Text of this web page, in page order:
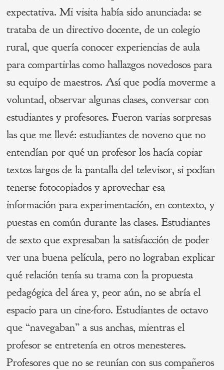
expectativa. Mi visita había sido anunciada: se
trataba de un directivo docente, de un colegio
rural, que quería conocer experiencias de aula
para compartirlas como hallazgos novedosos para
su equipo de maestros. Así que podía moverme a
voluntad, observar algunas clases, conversar con
estudiantes y profesores. Fueron varias sorpresas
las que me llevé: estudiantes de noveno que no
entendían por qué un profesor los hacía copiar
textos largos de la pantalla del televisor, si podían
tenerse fotocopiados y aprovechar esa
información para experimentación, en contexto, y
puestas en común durante las clases. Estudiantes
de sexto que expresaban la satisfacción de poder
ver una buena película, pero no lograban explicar
qué relación tenía su trama con la propuesta
pedagógica del área y, peor aún, no se abría el
espacio para un cine-foro. Estudiantes de octavo
que “navegaban” a sus anchas, mientras el
profesor se entretenía en otros menesteres.
Profesores que no se reunían con sus compañeros